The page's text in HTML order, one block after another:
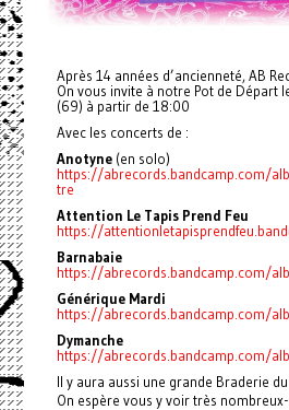
Après 14 années d’ancienneté, AB
On vous invite à notre Pot de Départ
(69) à partir de 18:00
Avec les concerts de :
Anotyne(en solo)
https://abrecords.bandcamp.com/
tre
Attention Le Tapis Prend Feu
https://
Barnabaie
https://abrecords.bandcamp.com/
Générique Mardi
https://abrecords.bandcamp.com/
Dymanche
https://abrecords.bandcamp.com/
Il y aura aussi une grande Braderie
On espère vous y voir très nombreux-